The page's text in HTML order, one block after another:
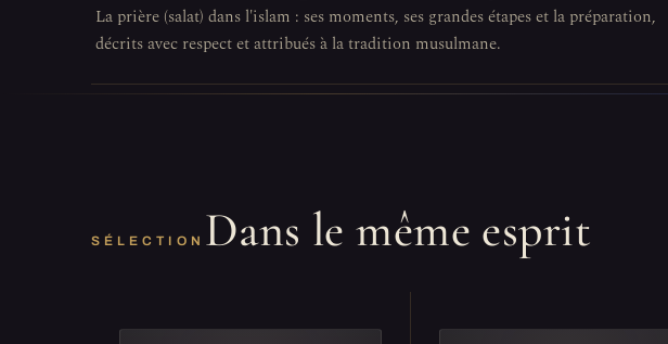
La prière (salat) dans l'islam : ses moments, ses grandes étapes et la préparation,
décrits avec respect et attribués à la tradition musulmane.
SÉLECTION Dans le même esprit